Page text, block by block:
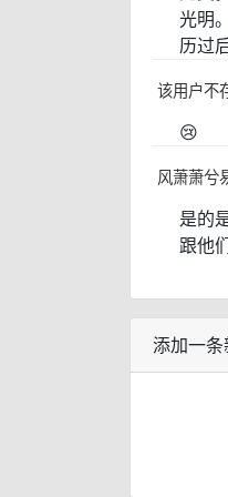
光明
历过
该用户不
😢
风萧萧兮
是的
跟他
添加一